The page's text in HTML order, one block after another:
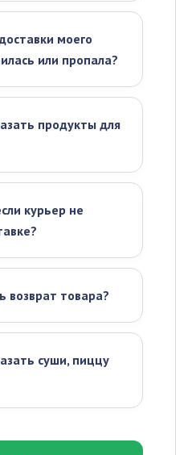
моего
или пропала?
продукты для
курьер не
возврат товара?
суши, пиццу